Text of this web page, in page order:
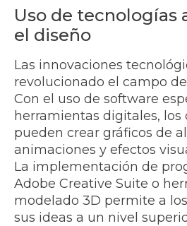
Uso de tecnologías
el diseño
Las innovaciones
revolucionado el campo
Con el uso de software
herramientas digitales, los
pueden crear gráficos de
animaciones y efectos
La implementación de
Adobe Creative Suite o
modelado 3D permite a
sus ideas a un nivel